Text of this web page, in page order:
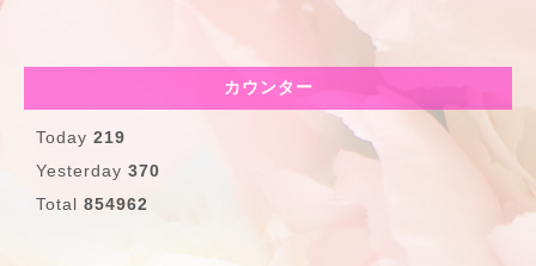
カウンター
Today 219
Yesterday 370
Total 854962